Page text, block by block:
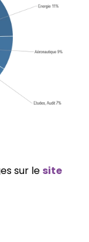
sur le site